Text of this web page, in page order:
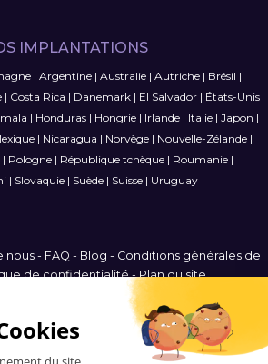
IMPLANTATIONS
| Argentine| Australie| Autriche| Brésil |
| Costa Rica | Danemark| El Salvador| États-Unis
| Honduras| Hongrie| Irlande| Italie| Japon |
| Nicaragua | Norvège| Nouvelle-Zélande|
| Pologne| République tchèque| Roumanie|
| Slovaquie| Suède| Suisse| Uruguay
nous - FAQ - Blog - Conditions générales de
de confidentialité-Plan du site
France